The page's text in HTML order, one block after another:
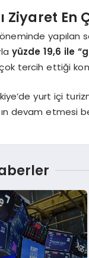
Ziyaret En
yapılan
yüzde 19,6 ile
çok tercih ettiği
yurt içi
devam etmesi